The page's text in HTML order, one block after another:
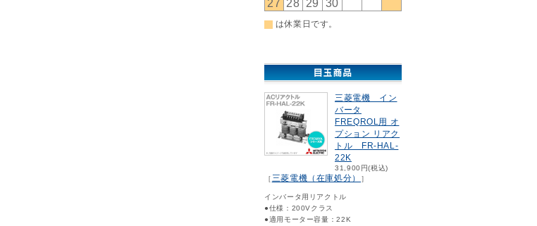
三菱電機 イン
バータ
FREQROL用 オ
プション リアク
トル FR-HAL-
22K
31,900円(税込)
［三菱電機（在庫処分） ］
インバータ用リアクトル
●仕様：200Vクラス
●適用モーター容量：22K